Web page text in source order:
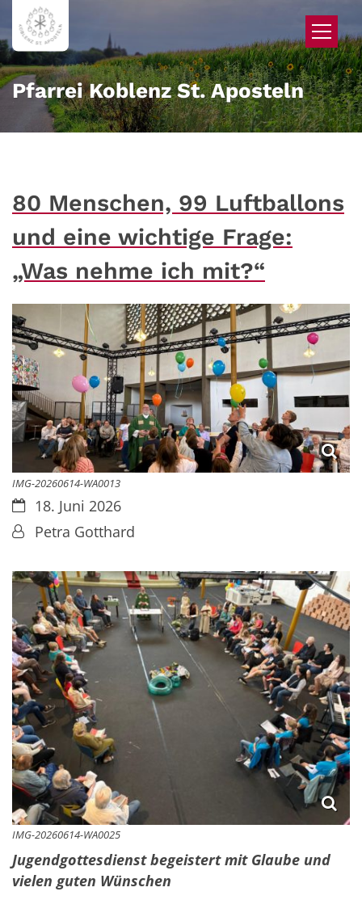
Zum Inhalt springen
Pfarrei Koblenz St. Aposteln
80 Menschen, 99 Luftballons
und eine wichtige Frage:
„Was nehme ich mit?“
IMG-20260614-WA0013
Datum:18. Juni 2026
Von:Petra Gotthard
IMG-20260614-WA0025
Jugendgottesdienst begeistert mit Glaube und
vielen guten Wünschen